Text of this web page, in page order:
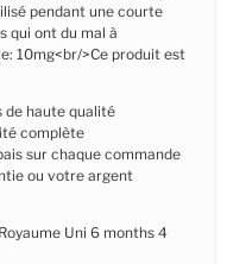
pendant une courte
qui ont du mal à
10mg<br/>Ce produit est
de haute qualité
complète
sur chaque commande
ou votre argent
Uni 6 months 4